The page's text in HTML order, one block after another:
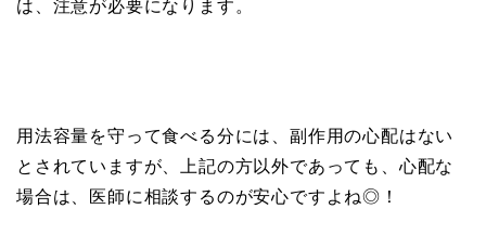
は、注意が必要になります。
用法容量を守って食べる分には、副作用の心配はない
とされていますが、上記の方以外であっても、心配な
場合は、医師に相談するのが安心ですよね◎！